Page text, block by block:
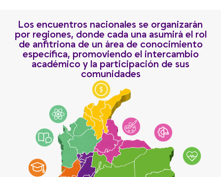
Los encuentros nacionales se organizarán
por regiones, donde cada una asumirá el rol
de anfitriona de un área de conocimiento
específica, promoviendo el intercambio
académico y la participación de sus
comunidades